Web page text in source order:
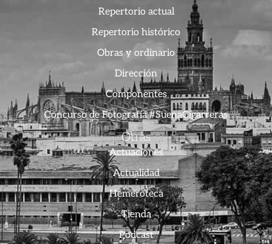
Repertorio actual
Repertorio histórico
Obras y ordinario
Dirección
Componentes
Concurso de Fotografía #SuenaCigarreras
Otras
Actuaciones
Actualidad
Hemeroteca
Tienda
Podcast